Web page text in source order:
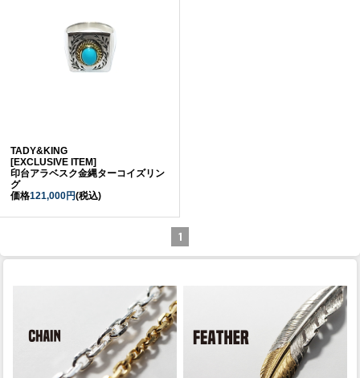
TADY&KING
[EXCLUSIVE ITEM]
印台アラベスク金縄ターコイズリン
グ
価格121,000円(税込)
1